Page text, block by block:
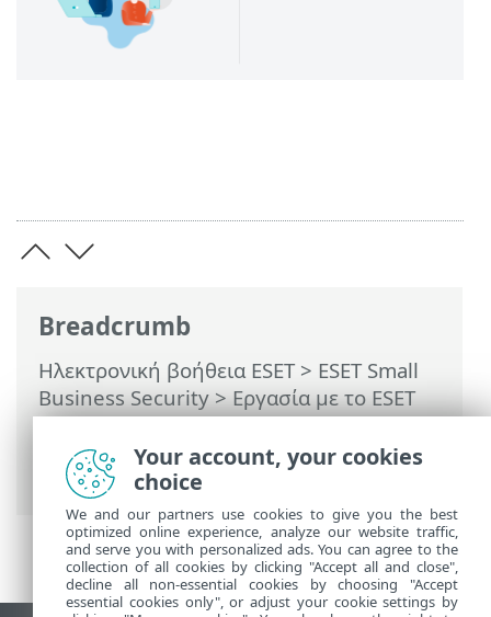
Breadcrumb
Ηλεκτρονική βοήθεια ESET> ESET Small
Business Security>Εργασία με το ESET
Small Business Security>Λογαριασμός
ESET HOME>Συνδεθείτε στο ESET HOME
> Σύνδεση στο ESET HOME
Your account, your cookies
choice
We and our partners use cookies to give you the best
optimized online experience, analyze our website traffic,
and serve you with personalized ads. You can agree to the
collection of all cookies by clicking "Accept all and close",
decline all non-essential cookies by choosing "Accept
essential cookies only", or adjust your cookie settings by